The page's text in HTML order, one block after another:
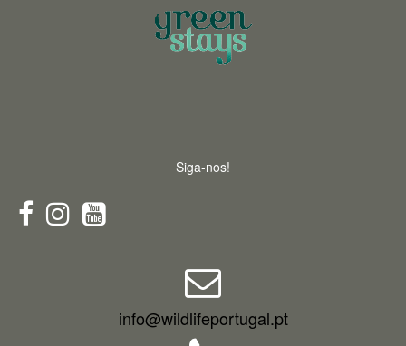
Siga-nos!
info@wildlifeportugal.pt